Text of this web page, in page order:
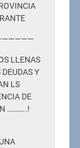
LLENAS
Y
LS
DE
………..!